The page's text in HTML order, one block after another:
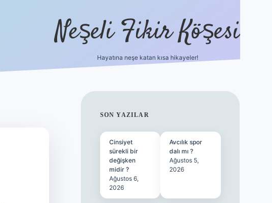
Neşeli Fikir Köşesi
Hayatına neşe katan kısa hikayeler!
SIDEBAR
SON YAZILAR
Cinsiyet
sürekli bir
değişken
midir ?
Ağustos 6,
2026
Avcılık spor
dalı mı ?
Ağustos 5,
2026
ilbet giriş